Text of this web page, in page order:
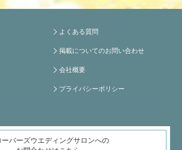
よくある質問
掲載についてのお問い合わせ
会社概要
プライバシーポリシー
ーバーズウエディングサロンへの